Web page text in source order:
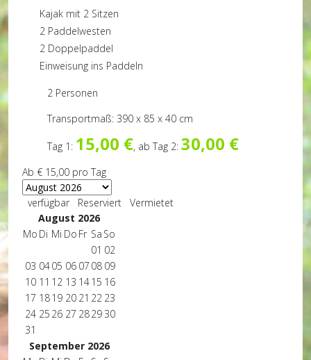
Kajak mit 2 Sitzen
2 Paddelwesten
2 Doppelpaddel
Einweisung ins Paddeln
2 Personen
Transportmaß: 390 x 85 x 40 cm
Tag 1: 15,00 €, ab Tag 2:30,00 €
Ab € 15,00 pro Tag
verfügbar Reserviert
Vermietet
August 2026
Mo Di Mi Do Fr Sa So
01 02
03 0405 06 07 08 09
10 11 12 13 1415 16
17 1819 20 21 22 23
24 25 26 27 2829 30
31
September 2026